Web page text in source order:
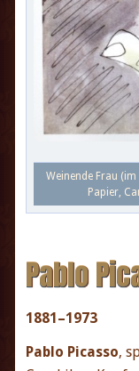
Weinende Frau
Papier,
Pablo
1881–1973
Pablo Picasso,